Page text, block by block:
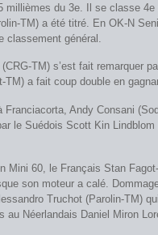
du 3e. Il se classe 4e
TM) a été titré. En OK-N
classement général.
TM) s’est fait remarquer
TM) a fait coup double en
Andy Consani
le Suédois Scott Kin
Mini 60, le Français Stan
son moteur a calé.
Truchot (Parolin-TM)
au Néerlandais Daniel Miron